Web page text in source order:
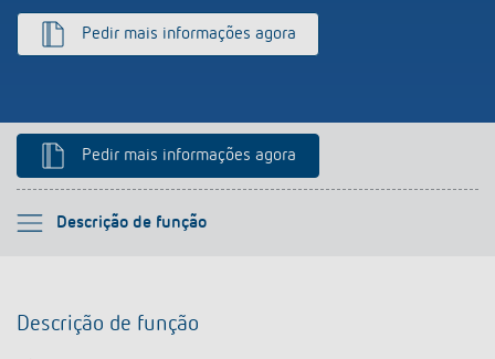
Pedir mais informações agora
Pedir mais informações agora
Descrição de função
Por favor selecione
Informação técnica
Descrição de função